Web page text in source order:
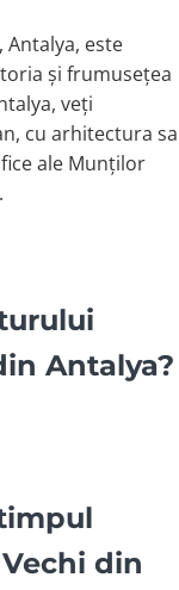
Antalya, este
și frumusețea
veți
cu arhitectura sa
ale Munților
Antalya?
din